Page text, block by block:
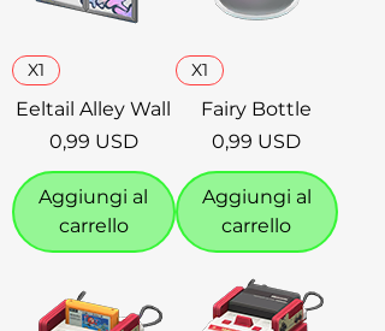
X1
Eeltail Alley Wall
Prezzo
0,99 USD
Aggiungi al
carrello
X1
Fairy Bottle
Prezzo
0,99 USD
Aggiungi al
carrello